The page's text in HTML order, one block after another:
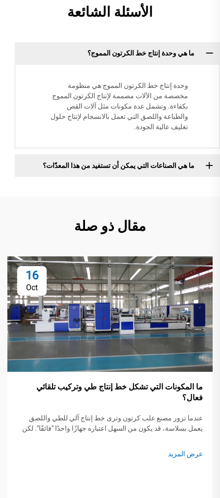
الأسئلة الشائعة
ما هي وحدة إنتاج خط الكرتون المموج؟
وحدة إنتاج خط الكرتون المموج هي منظومة
مخصصة من الآلات مصممة لإنتاج الكرتون المموج
بكفاءة. وتشمل عدة مكونات مثل آلات القص
والطباعة واللصق التي تعمل بالانسجام لإنتاج حلول
تغليف عالية الجودة.
ما هي الصناعات التي يمكن أن تستفيد من هذا المعدّات؟
مقال ذو صلة
16
Oct
ما المكونات التي تشكل خط إنتاج طي وتركيب تلقائي
فعال؟
عندما تزور مصنع علب كرتون وترى خط إنتاج آلي للطي واللصق
يعمل بسلاسة، قد يكون من السهل اعتباره جهازًا واحدًا "فائقًا". لكن
عرض المزيد